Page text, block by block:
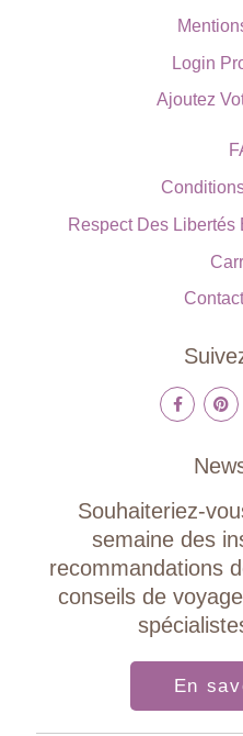
Login
Ajoutez
Respect Des
Souhaiteriez-
semaine des
recommandations
conseils de
En